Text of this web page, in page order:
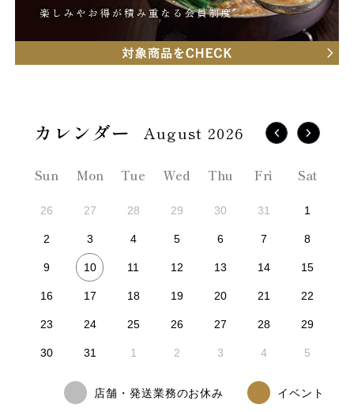
August 2026
Sun Mon Tue Wed Thu Fri Sat
26 27 28 29 30 31 1
2 3 4 5 6 7 8
9 10 11 12 13 14 15
16 17 18 19 20 21 22
23 24 25 26 27 28 29
30 31 1 2 3 4 5
店舗・発送業務のお休み イベント